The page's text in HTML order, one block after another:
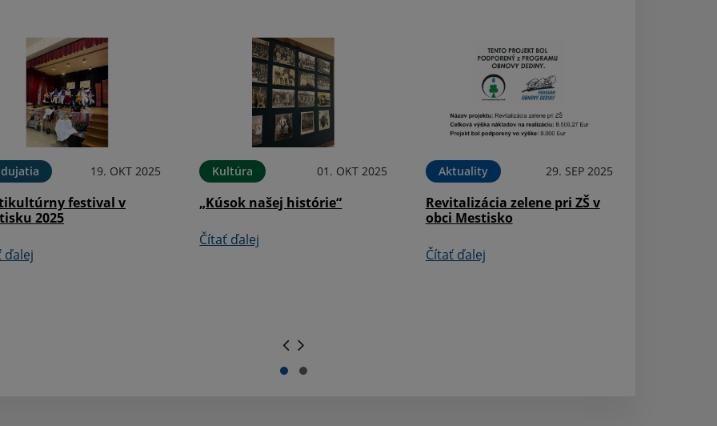
19. OKT 2025
festival v
2025
ďalej
Kultúra 01. OKT 2025
„Kúsok našej histórie“
Čítať ďalej
Aktuality 29. SEP 2025
Revitalizácia zelene pri ZŠ v
obci Mestisko
Čítať ďalej
.